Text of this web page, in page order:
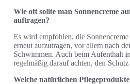
Wie oft sollte man Sonnencreme
auftragen?
Es wird empfohlen, die
erneut aufzutragen, vor allem nach
Schwimmen. Auch beim Aufenthalt
regelmäßig darauf achten, den
Welche natürlichen